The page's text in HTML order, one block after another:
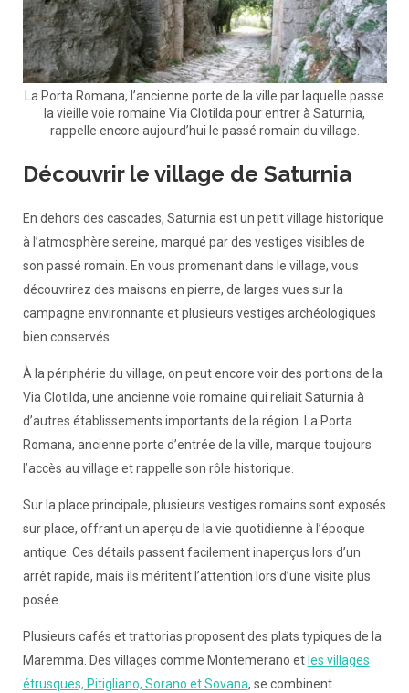
La Porta Romana, l’ancienne porte de la ville par laquelle passe
la vieille voie romaine Via Clotilda pour entrer à Saturnia,
rappelle encore aujourd’hui le passé romain du village.
Découvrir le village de Saturnia
En dehors des cascades, Saturnia est un petit village historique
à l’atmosphère sereine, marqué par des vestiges visibles de
son passé romain. En vous promenant dans le village, vous
découvrirez des maisons en pierre, de larges vues sur la
campagne environnante et plusieurs vestiges archéologiques
bien conservés.
À la périphérie du village, on peut encore voir des portions de la
Via Clotilda, une ancienne voie romaine qui reliait Saturnia à
d’autres établissements importants de la région. La Porta
Romana, ancienne porte d’entrée de la ville, marque toujours
l’accès au village et rappelle son rôle historique.
Sur la place principale, plusieurs vestiges romains sont exposés
sur place, offrant un aperçu de la vie quotidienne à l’époque
antique. Ces détails passent facilement inaperçus lors d’un
arrêt rapide, mais ils méritent l’attention lors d’une visite plus
posée.
Plusieurs cafés et trattorias proposent des plats typiques de la
Maremma. Des villages comme Montemerano et les villages
étrusques, Pitigliano, Sorano et Sovana, se combinent